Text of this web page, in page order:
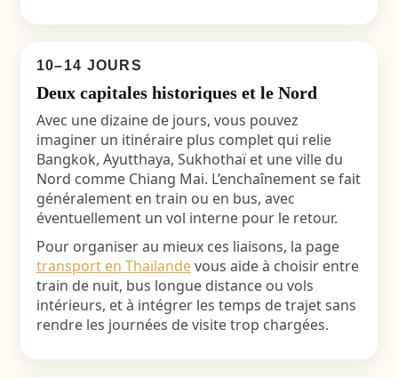
10–14 JOURS
Deux capitales historiques et le Nord
Avec une dizaine de jours, vous pouvez
imaginer un itinéraire plus complet qui relie
Bangkok, Ayutthaya, Sukhothaï et une ville du
Nord comme Chiang Mai. L’enchaînement se fait
généralement en train ou en bus, avec
éventuellement un vol interne pour le retour.
Pour organiser au mieux ces liaisons, la page
transport en Thaïlandevous aide à choisir entre
train de nuit, bus longue distance ou vols
intérieurs, et à intégrer les temps de trajet sans
rendre les journées de visite trop chargées.